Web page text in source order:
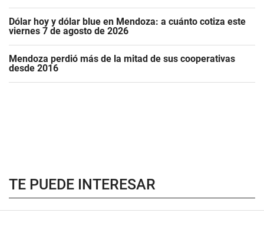
Dólar hoy y dólar blue en Mendoza: a cuánto cotiza este
viernes 7 de agosto de 2026
Mendoza perdió más de la mitad de sus cooperativas
desde 2016
TE PUEDE INTERESAR